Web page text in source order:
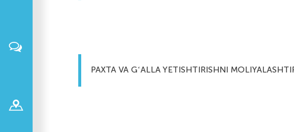
PAXTA VA GʻALLA YETISHTIRISHNI